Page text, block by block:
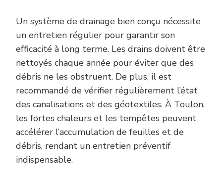
Un système de drainage bien conçu nécessite
un entretien régulier pour garantir son
efficacité à long terme. Les drains doivent être
nettoyés chaque année pour éviter que des
débris ne les obstruent. De plus, il est
recommandé de vérifier régulièrement l’état
des canalisations et des géotextiles. À Toulon,
les fortes chaleurs et les tempêtes peuvent
accélérer l’accumulation de feuilles et de
débris, rendant un entretien préventif
indispensable.